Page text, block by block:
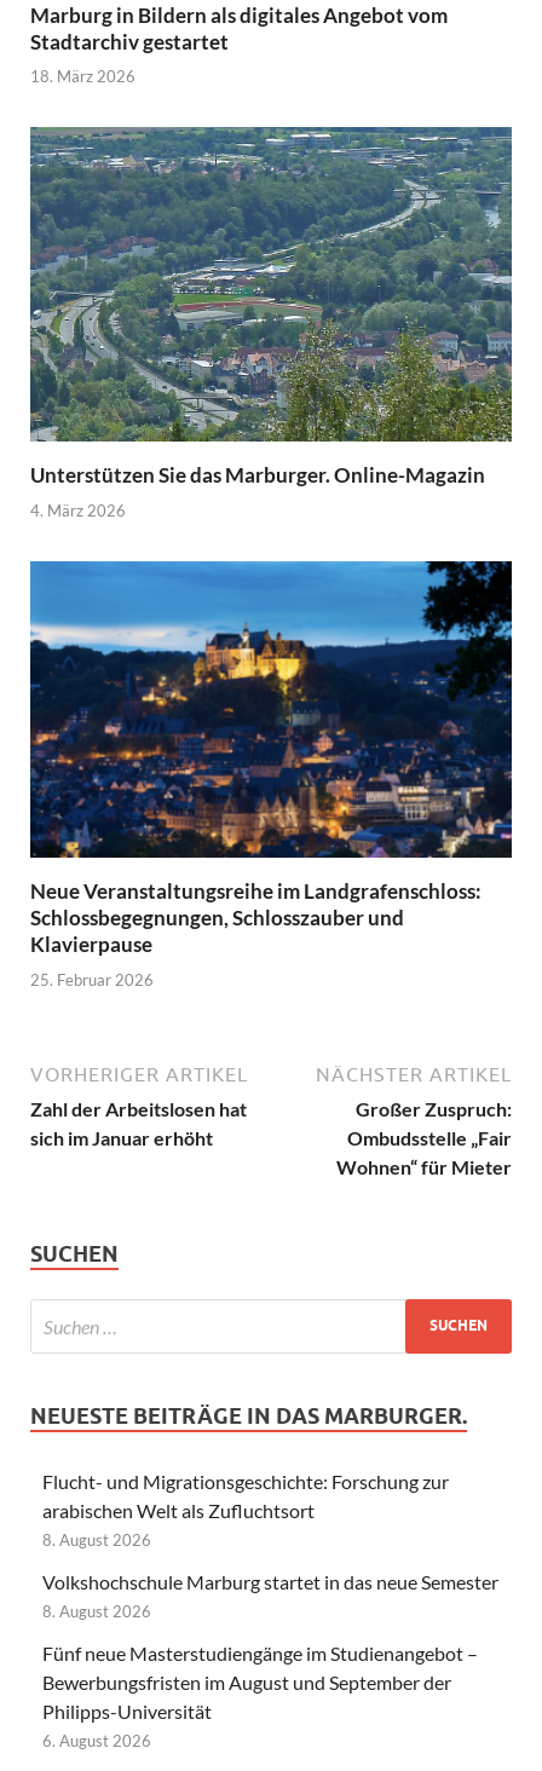
Marburg in Bildern als digitales Angebot vom
Stadtarchiv gestartet
18. März 2026
Unterstützen Sie das Marburger. Online-Magazin
4. März 2026
Neue Veranstaltungsreihe im Landgrafenschloss:
Schlossbegegnungen, Schlosszauber und
Klavierpause
25. Februar 2026
VORHERIGER ARTIKEL
Zahl der Arbeitslosen hat
sich im Januar erhöht
NÄCHSTER ARTIKEL
Großer Zuspruch:
Ombudsstelle „Fair
Wohnen“ für Mieter
SUCHEN
NEUESTE BEITRÄGE IN DAS MARBURGER.
Flucht- und Migrationsgeschichte: Forschung zur
arabischen Welt als Zufluchtsort
8. August 2026
Volkshochschule Marburg startet in das neue Semester
8. August 2026
Fünf neue Masterstudiengänge im Studienangebot –
Bewerbungsfristen im August und September der
Philipps-Universität
6. August 2026